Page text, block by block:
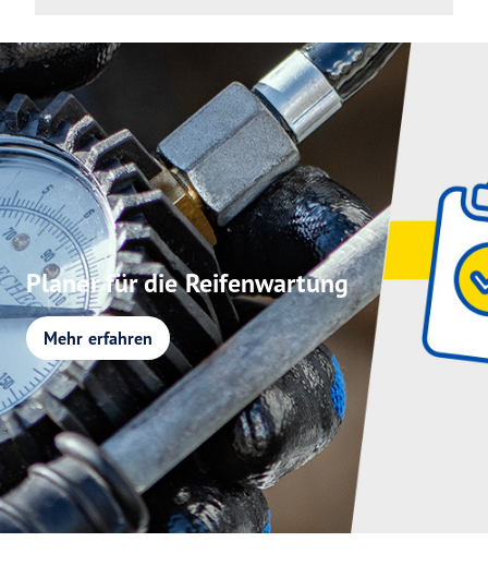
Planer für die Reifenwartung
Mehr erfahren